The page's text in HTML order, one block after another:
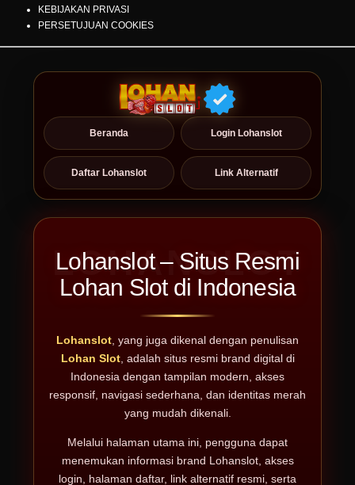
KEBIJAKAN PRIVASI
PERSETUJUAN COOKIES
Beranda Login Lohanslot
Daftar Lohanslot Link Alternatif
Lohanslot – Situs Resmi
Lohan Slot di Indonesia
Lohanslot , yang juga dikenal dengan penulisan
Lohan Slot, adalah situs resmi brand digital di
Indonesia dengan tampilan modern, akses
responsif, navigasi sederhana, dan identitas merah
yang mudah dikenali.
Melalui halaman utama ini, pengguna dapat
menemukan informasi brand Lohanslot, akses
login, halaman daftar, link alternatif resmi, serta